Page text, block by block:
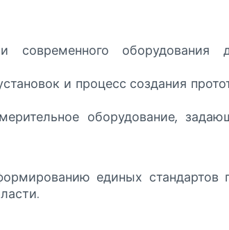
оборудования
и процесс создания
оборудование,
единых стандартов